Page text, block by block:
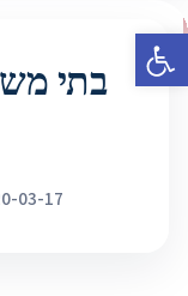
פתח סרגל נגישות
בתי
03-17